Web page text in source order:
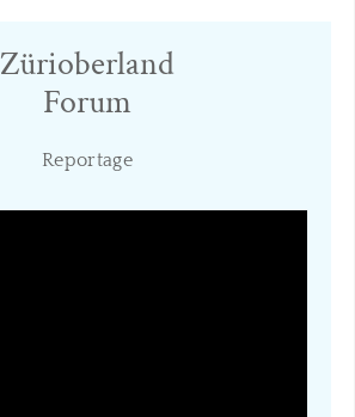
Zürioberland
​Forum
​Reportage